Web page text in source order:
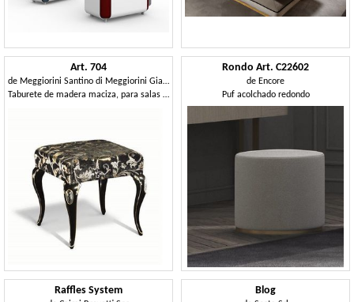
Art. 704
de Meggiorini Santino di Meggiorini Giampietro e C. Snc
Taburete de madera maciza, para salas de estar clásicas
Rondo Art. C22602
de Encore
Puf acolchado redondo
Raffles System Blog